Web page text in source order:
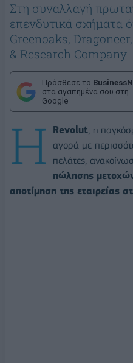
Στη συναλλαγή
επενδυτικά σχήματα
Greenoaks,
& Research Company
Πρόσθεσε το
στα αγαπημένα σου στη
Google
Η Revolut, η
αγορά με
πελάτες,
πώλησης
αποτίμηση της εταιρείας